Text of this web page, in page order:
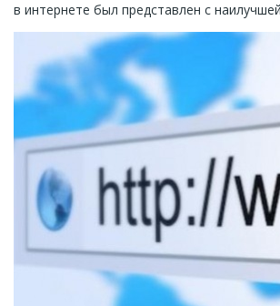
в интернете был представлен с